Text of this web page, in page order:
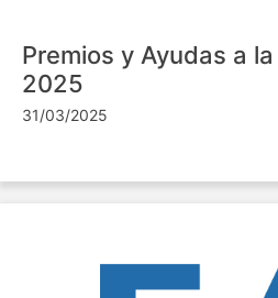
Premios y Ayudas a
2025
31/03/2025